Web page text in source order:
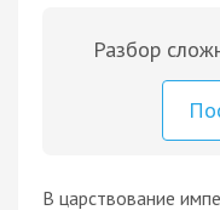
Разбор
В царствование